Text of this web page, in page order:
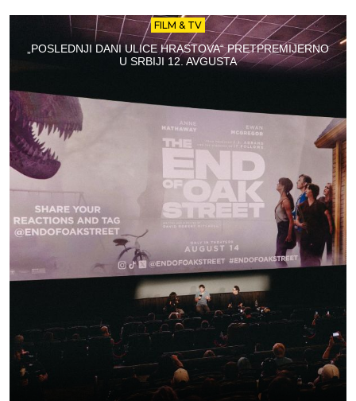
FILM & TV
„POSLEDNJI DANI ULICE HRASTOVA“ PRETPREMIJERNO
U SRBIJI 12. AVGUSTA